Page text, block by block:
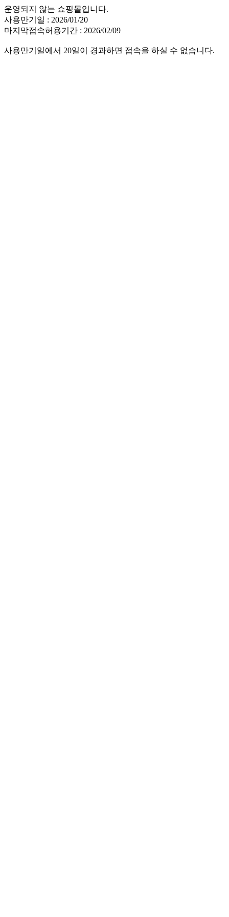
운영되지 않는 쇼핑몰입니다.
사용만기일 : 2026/01/20
마지막접속허용기간 : 2026/02/09
사용만기일에서 20일이 경과하면 접속을 하실 수 없습니다.